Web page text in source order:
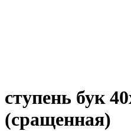
ступень бук
(сращенная)